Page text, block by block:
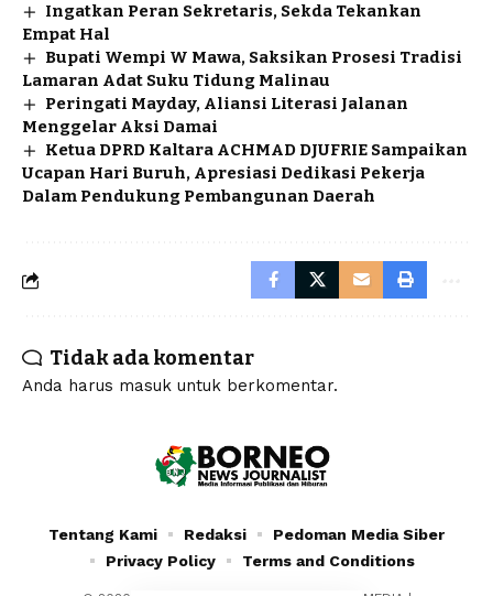
Ingatkan Peran Sekretaris, Sekda Tekankan
Empat Hal
Bupati Wempi W Mawa, Saksikan Prosesi Tradisi
Lamaran Adat Suku Tidung Malinau
Peringati Mayday, Aliansi Literasi Jalanan
Menggelar Aksi Damai
Ketua DPRD Kaltara ACHMAD DJUFRIE Sampaikan
Ucapan Hari Buruh, Apresiasi Dedikasi Pekerja
Dalam Pendukung Pembangunan Daerah
Tidak ada komentar
Anda harus masuk untuk berkomentar.
Tentang Kami Redaksi
Pedoman Media Siber
Privacy Policy
Terms and Conditions